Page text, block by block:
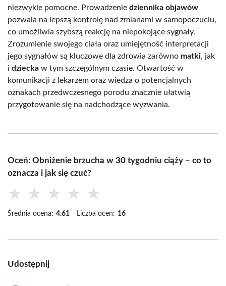
niezwykle pomocne. Prowadzenie dziennika objawów
pozwala na lepszą kontrolę nad zmianami w samopoczuciu,
co umożliwia szybszą reakcję na niepokojące sygnały.
Zrozumienie swojego ciała oraz umiejętność interpretacji
jego sygnałów są kluczowe dla zdrowia zarówno matki, jak
i dziecka w tym szczególnym czasie. Otwartość w
komunikacji z lekarzem oraz wiedza o potencjalnych
oznakach przedwczesnego porodu znacznie ułatwią
przygotowanie się na nadchodzące wyzwania.
Oceń: Obniżenie brzucha w 30 tygodniu ciąży – co to
oznacza i jak się czuć?
★ ★ ★ ★ ★
Średnia ocena: 4.61 Liczba ocen: 16
Udostępnij